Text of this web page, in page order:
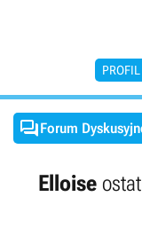
PROFIL
Forum
Elloise